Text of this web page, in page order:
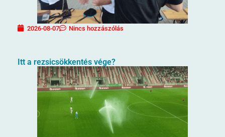
2026-08-07 Nincs hozzászólás
Itt a rezsicsökkentés vége?